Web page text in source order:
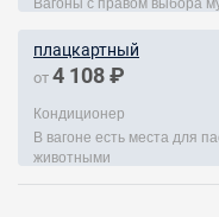
плацкартный
от 4 108 ₽
Кондиционер
В вагоне есть места для
животными